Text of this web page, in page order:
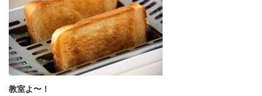
教室よ〜！